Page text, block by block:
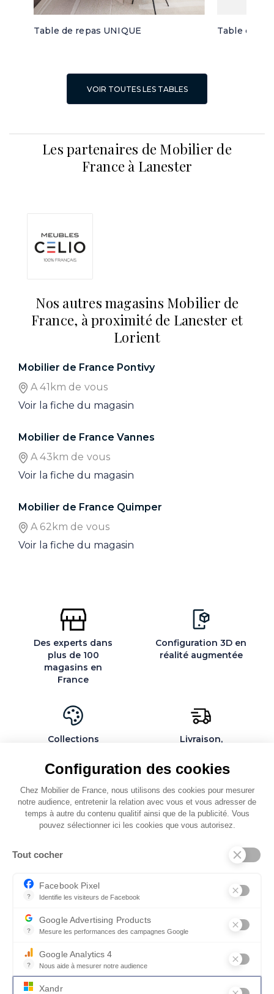
Configuration des cookies
Chez Mobilier de France, nous utilisons des cookies pour mesurer
notre audience, entretenir la relation avec vous et vous adresser de
temps à autre du contenu qualitif ainsi que de la publicité. Vous
pouvez sélectionner ici les cookies que vous autorisez.
Tout cocher
?
Facebook Pixel
Identifie les visiteurs de Facebook
?
Google Advertising Products
Mesure les performances des campagnes Google
?
Google Analytics 4
Nous aide à mesurer notre audience
Essentiel pour la gestion du site web, il permet de mesurer des
Xandr
Table de repas UNIQUE Table de
VOIR TOUTES LES TABLES
Les partenaires de Mobilier de
France à Lanester
Nos autres magasins Mobilier de
France, à proximité de Lanester et
Lorient
Mobilier de France Pontivy
A 41km de vous
Voir la fiche du magasin
Mobilier de France Vannes
A 43km de vous
Voir la fiche du magasin
Mobilier de France Quimper
A 62km de vous
Voir la fiche du magasin
Des experts dans
plus de 100
magasins en
France
Configuration 3D en
réalité augmentée
Collections
personnalisables
Livraison,
montage par des
spécialistes
QUI SOMMES-NOUS
SERVICES ET PARTENAIRES
CONSEILS
CGV & POLICY